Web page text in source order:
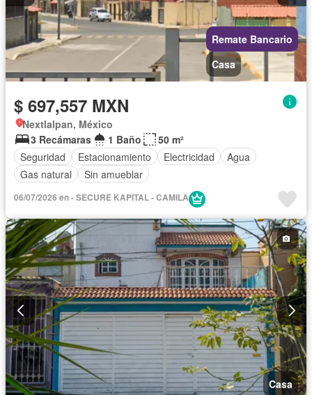
Remate Bancario
Casa
$ 697,557 MXN
Nextlalpan, México
3 Recámaras
1 Baño
50 m²
Seguridad
Estacionamiento Electricidad
Agua
Gas natural
Sin amueblar
06/07/2026 en - SECURE KAPITAL - CAMILA
Casa